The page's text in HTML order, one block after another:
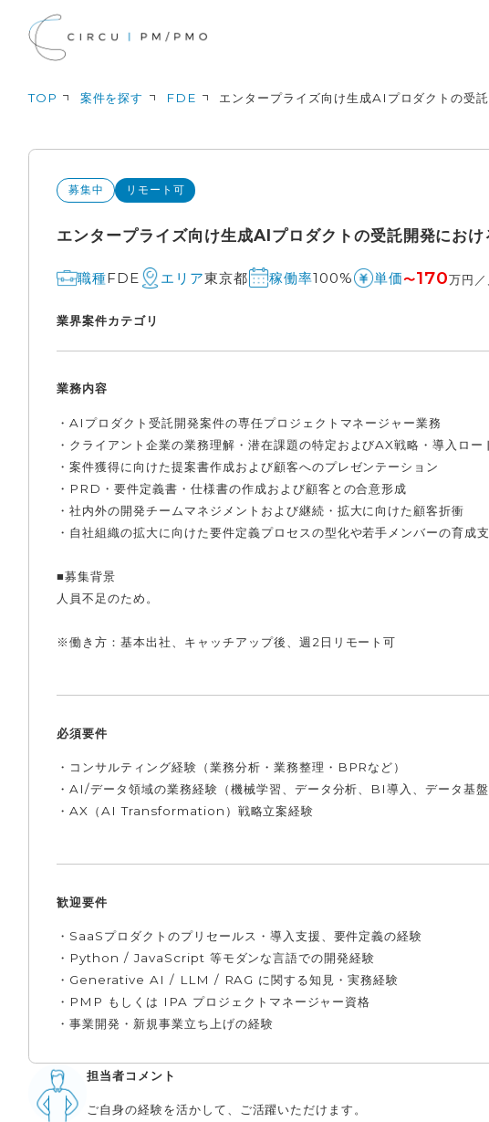
TOP 案件を探す FDE エンタープライズ向け生成AIプロダクトの受
募集中 リモート可
エンタープライズ向け生成AIプロダクトの受託開発にお
職種FDE エリア東京都 稼働率100% 単価〜170万円／
業界案件カテゴリ
業務内容
・AIプロダクト受託開発案件の専任プロジェクトマネージャー業務
・クライアント企業の業務理解・潜在課題の特定およびAX戦略・導入ロー
・案件獲得に向けた提案書作成および顧客へのプレゼンテーション
・PRD・要件定義書・仕様書の作成および顧客との合意形成
・社内外の開発チームマネジメントおよび継続・拡大に向けた顧客折衝
・自社組織の拡大に向けた要件定義プロセスの型化や若手メンバーの育成
■募集背景
人員不足のため。
※働き方：基本出社、キャッチアップ後、週2日リモート可
必須要件
・コンサルティング経験（業務分析・業務整理・BPRなど）
・AI/データ領域の業務経験（機械学習、データ分析、BI導入、データ基
・AX（AI Transformation）戦略立案経験
歓迎要件
・SaaSプロダクトのプリセールス・導入支援、要件定義の経験
・Python / JavaScript 等モダンな言語での開発経験
・Generative AI / LLM / RAG に関する知見・実務経験
・PMP もしくは IPA プロジェクトマネージャー資格
・事業開発・新規事業立ち上げの経験
担当者コメント
ご自身の経験を活かして、ご活躍いただけます。